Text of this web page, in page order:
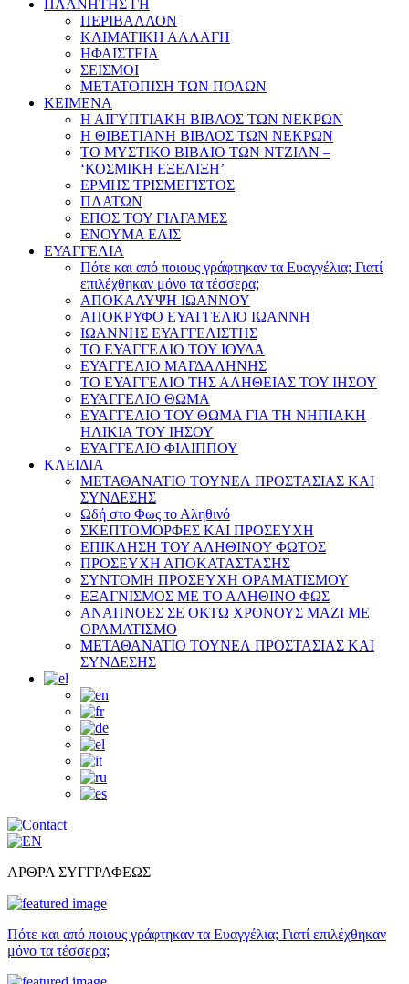
ΠΛΑΝΗΤΗΣ ΓΗ
ΠΕΡΙΒΑΛΛΟΝ
ΚΛΙΜΑΤΙΚΗ ΑΛΛΑΓΗ
ΗΦΑΙΣΤΕΙΑ
ΣΕΙΣΜΟΙ
ΜΕΤΑΤΟΠΙΣΗ ΤΩΝ ΠΟΛΩΝ
ΚΕΙΜΕΝΑ
Η ΑΙΓΥΠΤΙΑΚΗ ΒΙΒΛΟΣ ΤΩΝ ΝΕΚΡΩΝ
Η ΘΙΒΕΤΙΑΝΗ ΒΙΒΛΟΣ ΤΩΝ ΝΕΚΡΩΝ
ΤΟ ΜΥΣΤΙΚΟ ΒΙΒΛΙΟ ΤΩΝ ΝΤΖΙΑΝ –
‘ΚΟΣΜΙΚΗ ΕΞΕΛΙΞΗ’
ΕΡΜΗΣ ΤΡΙΣΜΕΓΙΣΤΟΣ
ΠΛΑΤΩΝ
ΕΠΟΣ ΤΟΥ ΓΙΛΓΑΜΕΣ
ΕΝΟΥΜΑ ΕΛΙΣ
ΕΥΑΓΓΕΛΙΑ
Πότε και από ποιους γράφτηκαν τα Ευαγγέλια; Γιατί
επιλέχθηκαν μόνο τα τέσσερα;
ΑΠΟΚΑΛΥΨΗ ΙΩΑΝΝΟΥ
ΑΠΟΚΡΥΦΟ ΕΥΑΓΓΕΛΙΟ ΙΩΑΝΝΗ
ΙΩΑΝΝΗΣ ΕΥΑΓΓΕΛΙΣΤΗΣ
ΤΟ ΕΥΑΓΓΕΛΙΟ ΤΟΥ ΙΟΥΔΑ
ΕΥΑΓΓΕΛΙΟ ΜΑΓΔΑΛΗΝΗΣ
ΤΟ ΕΥΑΓΓΕΛΙΟ ΤΗΣ ΑΛΗΘΕΙΑΣ ΤΟΥ ΙΗΣΟΥ
ΕΥΑΓΓΕΛΙΟ ΘΩΜΑ
ΕΥΑΓΓΕΛΙΟ ΤΟΥ ΘΩΜΑ ΓΙΑ ΤΗ ΝΗΠΙΑΚΗ
ΗΛΙΚΙΑ ΤΟΥ ΙΗΣΟΥ
ΕΥΑΓΓΕΛΙΟ ΦΙΛΙΠΠΟΥ
ΚΛΕΙΔΙΑ
ΜΕΤΑΘΑΝΑΤΙΟ ΤΟΥΝΕΛ ΠΡΟΣΤΑΣΙΑΣ ΚΑΙ
ΣΥΝΔΕΣΗΣ
Ωδή στο Φως το Αληθινό
ΣΚΕΠΤΟΜΟΡΦΕΣ ΚΑΙ ΠΡΟΣΕΥΧΗ
ΕΠΙΚΛΗΣΗ ΤΟΥ ΑΛΗΘΙΝΟΥ ΦΩΤΟΣ
ΠΡΟΣΕΥΧΗ ΑΠΟΚΑΤΑΣΤΑΣΗΣ
ΣΥΝΤΟΜΗ ΠΡΟΣΕΥΧΗ ΟΡΑΜΑΤΙΣΜΟΥ
ΕΞΑΓΝΙΣΜΟΣ ΜΕ ΤΟ ΑΛΗΘΙΝΟ ΦΩΣ
ΑΝΑΠΝΟΕΣ ΣΕ ΟΚΤΩ ΧΡΟΝΟΥΣ ΜΑΖΙ ΜΕ
ΟΡΑΜΑΤΙΣΜΟ
ΜΕΤΑΘΑΝΑΤΙΟ ΤΟΥΝΕΛ ΠΡΟΣΤΑΣΙΑΣ ΚΑΙ
ΣΥΝΔΕΣΗΣ
ΑΡΘΡΑ ΣΥΓΓΡΑΦΕΩΣ
Πότε και από ποιους γράφτηκαν τα Ευαγγέλια; Γιατί επιλέχθηκαν
μόνο τα τέσσερα;